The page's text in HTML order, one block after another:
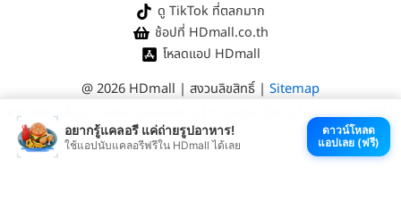
ดู TikTok ที่ตลกมาก
ช้อปที่ HDmall.co.th
โหลดแอป HDmall
@ 2026 HDmall | สงวนลิขสิทธิ์ | Sitemap
หาคลินิกใกล้บ้าน ตรวจสุขภาพทั่วไป
อยากรู้แคลอรี แค่ถ่ายรูปอาหาร!
ใช้แอปนับแคลอรีฟรีใน HDmall ได้เลย
ดาวน์โหลด
แอปเลย (ฟรี)